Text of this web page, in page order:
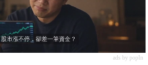
ads by popIn